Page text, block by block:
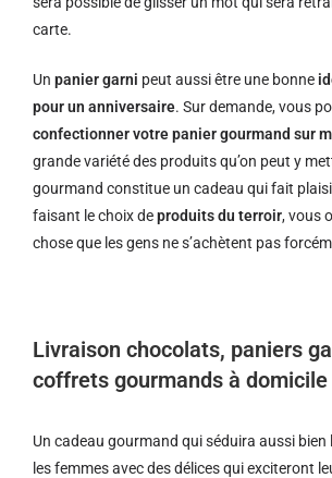
carte.
Un panier garni peut aussi être une bonne
pour un anniversaire. Sur demande, vous
confectionner votre panier gourmand sur
grande variété des produits qu’on peut y
gourmand constitue un cadeau qui fait
faisant le choix deproduits du terroir, vous
chose que les gens ne s’achètent pas
Livraison chocolats, paniers
coffrets gourmands à domicile
Un cadeau gourmand qui séduira aussi bien
les femmes avec des délices qui exciteront